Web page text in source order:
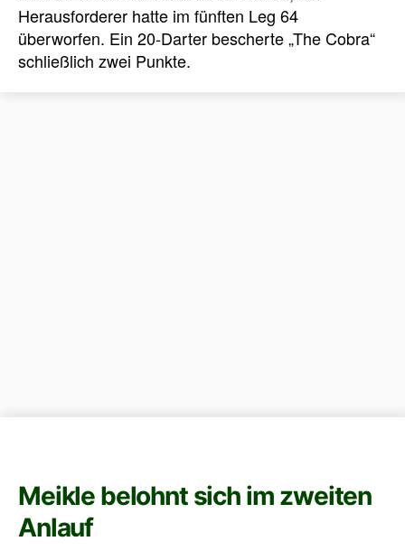
Herausforderer hatte im fünften Leg 64
überworfen. Ein 20-Darter bescherte „The Cobra“
schließlich zwei Punkte.
Meikle belohnt sich im zweiten
Anlauf